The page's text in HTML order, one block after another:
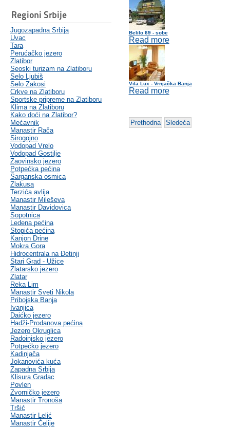
Regioni Srbije
Jugozapadna Srbija
Uvac
Tara
Perućačko jezero
Zlatibor
Seoski turizam na Zlatiboru
Selo Ljubiš
Selo Zakosi
Crkve na Zlatiboru
Sportske pripreme na Zlatiboru
Klima na Zlatiboru
Kako doći na Zlatibor?
Mećavnik
Manastir Rača
Sirogojno
Vodopad Vrelo
Vodopad Gostilje
Zaovinsko jezero
Potpećka pećina
Šarganska osmica
Zlakusa
Terzića avlija
Manastir Mileševa
Manastir Davidovica
Sopotnica
Ledena pećina
Stopića pećina
Kanjon Drine
Mokra Gora
Hidrocentrala na Đetinji
Stari Grad - Užice
Zlatarsko jezero
Zlatar
Reka Lim
Manastir Sveti Nikola
Pribojska Banja
Ivanjica
Daićko jezero
Hadži-Prodanova pećina
Jezero Okruglica
Radoinjsko jezero
Potpećko jezero
Kadinjača
Jokanovića kuća
Zapadna Srbija
Klisura Gradac
Povlen
Zvorničko jezero
Manastir Tronoša
Tršić
Manastir Lelić
Manastir Ćelije
Belilo 69 - sobe
Read more
Vila Lux - Vrnjačka Banja
Read more
Prethodna Sledeća